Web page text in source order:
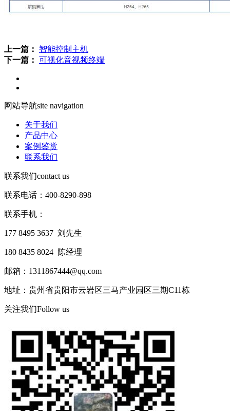
上一篇：
智能控制主机
下一篇： 可视化音视频终端
网站导航site navigation
关于我们
产品中心
案例鉴赏
联系我们
联系我们contact us
联系电话：400-8290-898
联系手机：
177 8495 3637 刘先生
180 8435 8024 陈经理
邮箱：1311867444@qq.com
地址：贵州省贵阳市云岩区三马产业园区三期C11栋
关注我们Follow us